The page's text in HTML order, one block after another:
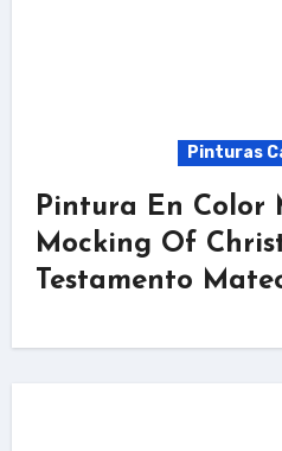
Pinturas
Pintura En Color
Mocking Of
Testamento